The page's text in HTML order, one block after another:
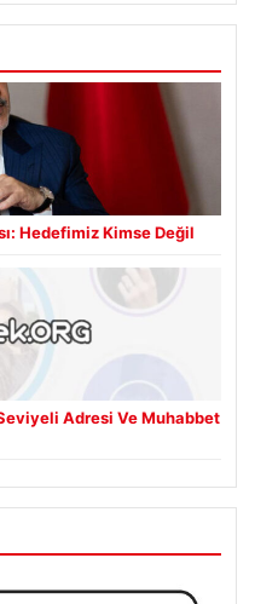
Hedefimiz Kimse Değil
Adresi Ve Muhabbet